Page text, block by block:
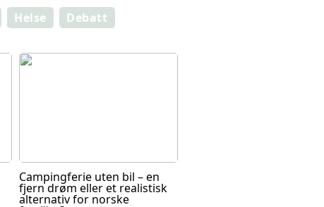
Helse Debatt
Campingferie uten bil – en
fjern drøm eller et realistisk
alternativ for norske